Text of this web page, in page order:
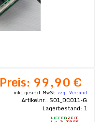
Preis: 99,90 €
inkl. gesetzl. MwSt. zzgl. Versand
Artikelnr.: S01_DC011-G
Lagerbestand: 1